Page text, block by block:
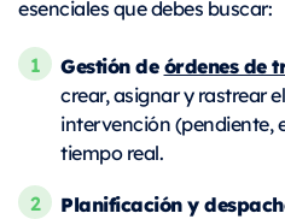
esenciales que debes buscar:
Gestión deórdenes de
crear, asignar y rastrear
intervención (pendiente,
tiempo real.
Planificación y